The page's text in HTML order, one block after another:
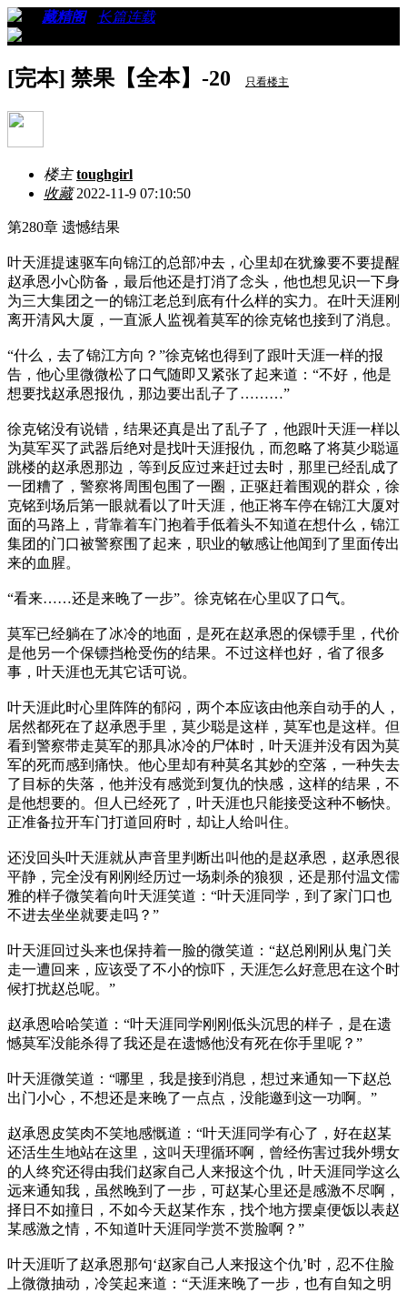
藏精阁 长篇连载
[完本] 禁果【全本】-20 只看楼主
楼主 toughgirl
收藏2022-11-9 07:10:50
第280章 遗憾结果
叶天涯提速驱车向锦江的总部冲去，心里却在犹豫要不要提醒
赵承恩小心防备，最后他还是打消了念头，他也想见识一下身
为三大集团之一的锦江老总到底有什么样的实力。在叶天涯刚
离开清风大厦，一直派人监视着莫军的徐克铭也接到了消息。
“什么，去了锦江方向？”徐克铭也得到了跟叶天涯一样的报
告，他心里微微松了口气随即又紧张了起来道：“不好，他是
想要找赵承恩报仇，那边要出乱子了………”
徐克铭没有说错，结果还真是出了乱子了，他跟叶天涯一样以
为莫军买了武器后绝对是找叶天涯报仇，而忽略了将莫少聪逼
跳楼的赵承恩那边，等到反应过来赶过去时，那里已经乱成了
一团糟了，警察将周围包围了一圈，正驱赶着围观的群众，徐
克铭到场后第一眼就看以了叶天涯，他正将车停在锦江大厦对
面的马路上，背靠着车门抱着手低着头不知道在想什么，锦江
集团的门口被警察围了起来，职业的敏感让他闻到了里面传出
来的血腥。
“看来……还是来晚了一步”。徐克铭在心里叹了口气。
莫军已经躺在了冰冷的地面，是死在赵承恩的保镖手里，代价
是他另一个保镖挡枪受伤的结果。不过这样也好，省了很多
事，叶天涯也无其它话可说。
叶天涯此时心里阵阵的郁闷，两个本应该由他亲自动手的人，
居然都死在了赵承恩手里，莫少聪是这样，莫军也是这样。但
看到警察带走莫军的那具冰冷的尸体时，叶天涯并没有因为莫
军的死而感到痛快。他心里却有种莫名其妙的空落，一种失去
了目标的失落，他并没有感觉到复仇的快感，这样的结果，不
是他想要的。但人已经死了，叶天涯也只能接受这种不畅快。
正准备拉开车门打道回府时，却让人给叫住。
还没回头叶天涯就从声音里判断出叫他的是赵承恩，赵承恩很
平静，完全没有刚刚经历过一场刺杀的狼狈，还是那付温文儒
雅的样子微笑着向叶天涯笑道：“叶天涯同学，到了家门口也
不进去坐坐就要走吗？”
叶天涯回过头来也保持着一脸的微笑道：“赵总刚刚从鬼门关
走一遭回来，应该受了不小的惊吓，天涯怎么好意思在这个时
候打扰赵总呢。”
赵承恩哈哈笑道：“叶天涯同学刚刚低头沉思的样子，是在遗
憾莫军没能杀得了我还是在遗憾他没有死在你手里呢？”
叶天涯微笑道：“哪里，我是接到消息，想过来通知一下赵总
出门小心，不想还是来晚了一点点，没能邀到这一功啊。”
赵承恩皮笑肉不笑地感慨道：“叶天涯同学有心了，好在赵某
还活生生地站在这里，这叫天理循环啊，曾经伤害过我外甥女
的人终究还得由我们赵家自己人来报这个仇，叶天涯同学这么
远来通知我，虽然晚到了一步，可赵某心里还是感激不尽啊，
择日不如撞日，不如今天赵某作东，找个地方摆桌便饭以表赵
某感激之情，不知道叶天涯同学赏不赏脸啊？”
叶天涯听了赵承恩那句‘赵家自己人来报这个仇’时，忍不住脸
上微微抽动，冷笑起来道：“天涯来晚了一步，也有自知之明